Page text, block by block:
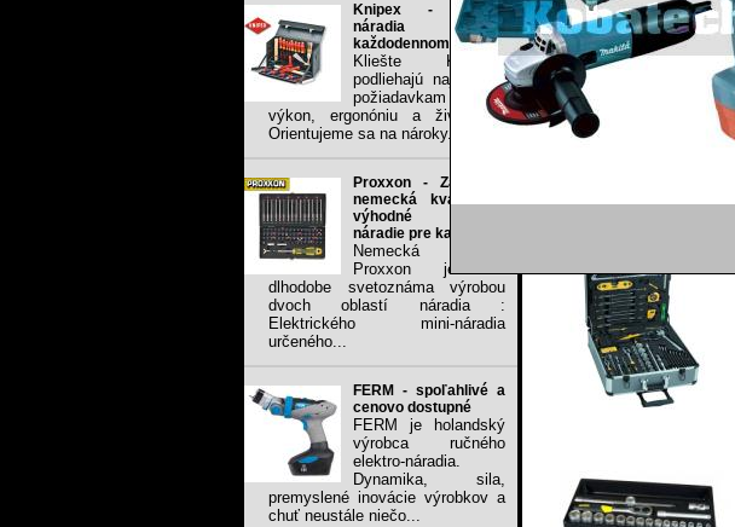
Knipex - kvalita
náradia v
každodennom použití.
Kliešte KNIPEX
podliehajú najvyšším
požiadavkam na
výkon, ergonóniu a životnosť.
Orientujeme sa na nároky...
Proxxon - Zaručená
nemecká kvalita za
výhodné ceny,
náradie pre každého
Nemecká firma
Proxxon je už
dlhodobe svetoznáma výrobou
dvoch oblastí náradia :
Elektrického mini-náradia
určeného...
FERM - spoľahlivé a
cenovo dostupné
FERM je holandský
výrobca ručného
elektro-náradia.
Dynamika, sila,
premyslené inovácie výrobkov a
chuť neustále niečo...